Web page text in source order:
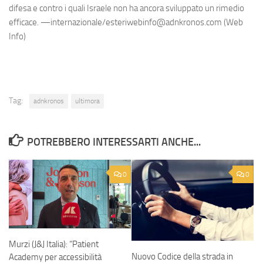
difesa e contro i quali Israele non ha ancora sviluppato un rimedio
efficace. —internazionale/esteriwebinfo@adnkronos.com (Web
Info)
Tag: adnkronos ultimora
POTREBBERO INTERESSARTI ANCHE...
0
Murzi (J&J Italia): “Patient
Academy per accessibilità
0
Nuovo Codice della strada in